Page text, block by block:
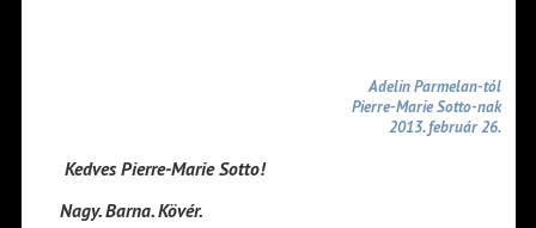
Adelin Parmelan-tól
Pierre-Marie Sotto-nak
2013. február 26.
Kedves Pierre-Marie Sotto!
Nagy. Barna. Kövér.